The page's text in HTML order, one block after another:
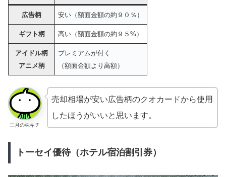
広告柄 安い（額面金額の約９０％）
ギフト柄 高い（額面金額の約９５%）
アイドル柄
アニメ柄
プレミアムが付く
（額面金額より高額）
三月の株キチ
売却相場が安い広告柄のクオカードから使用
したほうがいいと思います。
トーセイ優待（ホテル宿泊割引券）